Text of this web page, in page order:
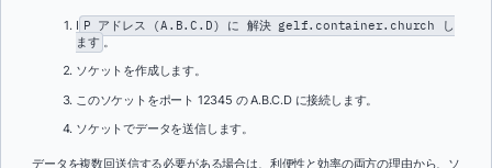
I P アドレス (A.B.C.D) に 解決 gelf.container.church し
ます 。
ソケットを作成します。
このソケットをポート 12345 の A.B.C.D に接続します。
ソケットでデータを送信します。
データを複数回送信する必要がある場合は、利便性と効率の両方の理由から、ソ